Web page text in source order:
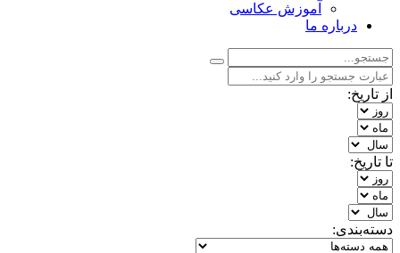
آموزش عکاسی
درباره ما
از تاریخ:
تا تاریخ:
دسته‌بندی: